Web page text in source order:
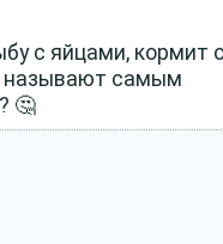
с яйцами, кормит
называют самым
🤔